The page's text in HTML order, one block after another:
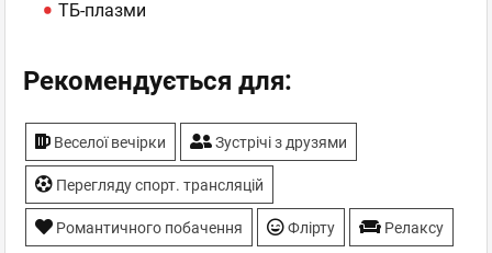
ТБ-плазми
Рекомендується для:
Веселої вечірки Зустрічі з друзями
Перегляду спорт. трансляцій
Романтичного побачення Флірту Релаксу